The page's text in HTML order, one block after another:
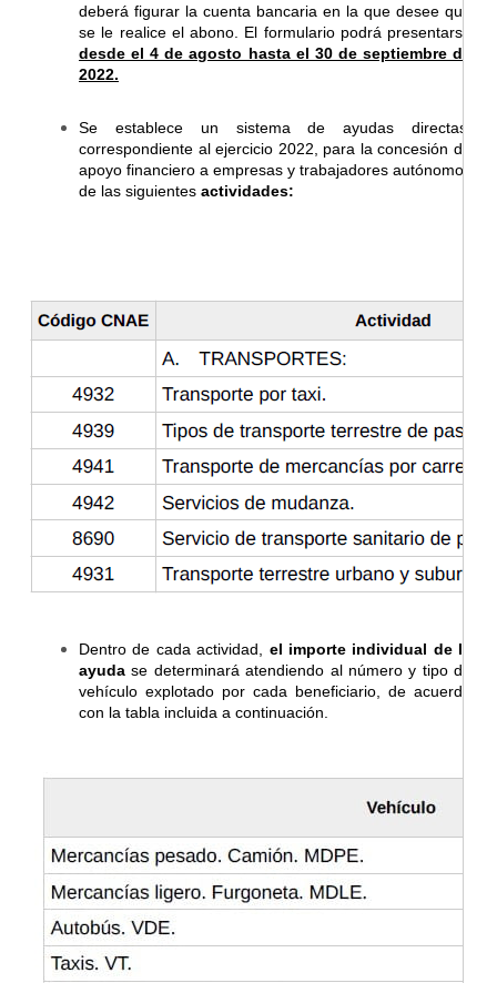
deberá figurar la cuenta bancaria en la que desee que
se le realice el abono. El formulario podrá presentarse
desde el 4 de agosto hasta el 30 de septiembre de
2022.
Se establece un sistema de ayudas directas,
correspondiente al ejercicio 2022, para la concesión de
apoyo financiero a empresas y trabajadores autónomos
de las siguientes actividades:
Dentro de cada actividad, el importe individual de la
ayuda se determinará atendiendo al número y tipo de
vehículo explotado por cada beneficiario, de acuerdo
con la tabla incluida a continuación.